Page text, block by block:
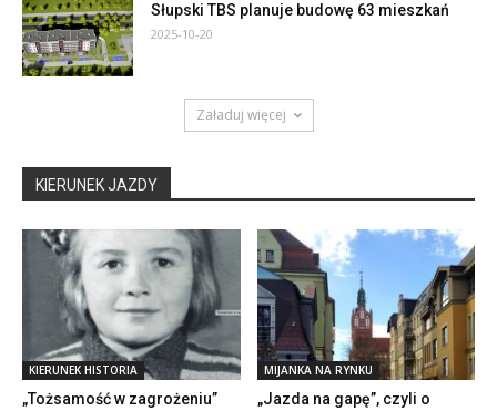
Słupski TBS planuje budowę 63 mieszkań
2025-10-20
Załaduj więcej
KIERUNEK JAZDY
KIERUNEK HISTORIA
„Tożsamość w zagrożeniu”
MIJANKA NA RYNKU
„Jazda na gapę”, czyli o